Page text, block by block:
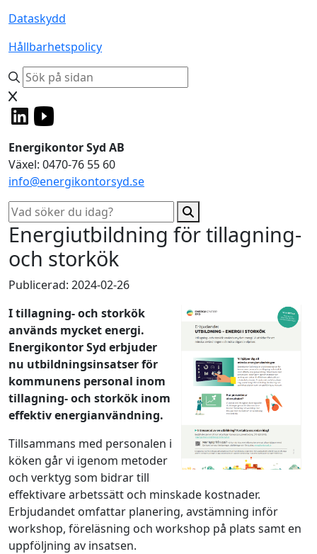
Dataskydd
Hållbarhetspolicy
Energikontor Syd AB
Växel: 0470-76 55 60
info@energikontorsyd.se
Energiutbildning för tillagning-
och storkök
Publicerad: 2024-02-26
I tillagning- och storkök
används mycket energi.
Energikontor Syd erbjuder
nu utbildningsinsatser för
kommunens personal inom
tillagning- och storkök inom
effektiv energianvändning.
Tillsammans med personalen i
köken går vi igenom metoder
och verktyg som bidrar till
effektivare arbetssätt och minskade kostnader.
Erbjudandet omfattar planering, avstämning inför
workshop, föreläsning och workshop på plats samt en
uppföljning av insatsen.